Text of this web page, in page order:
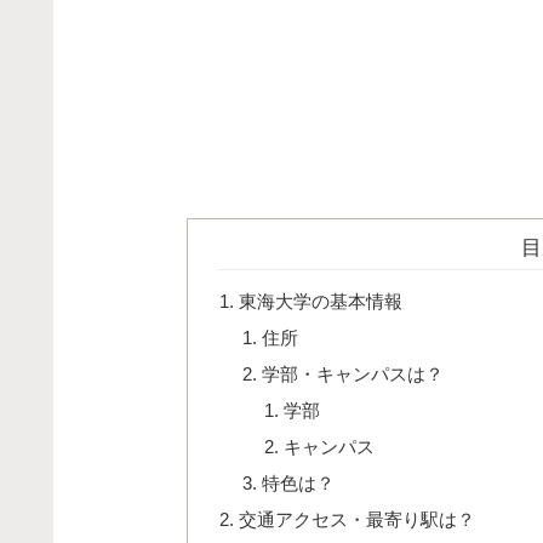
東海大学の基本情報
住所
学部・キャンパスは？
学部
キャンパス
特色は？
交通アクセス・最寄り駅は？